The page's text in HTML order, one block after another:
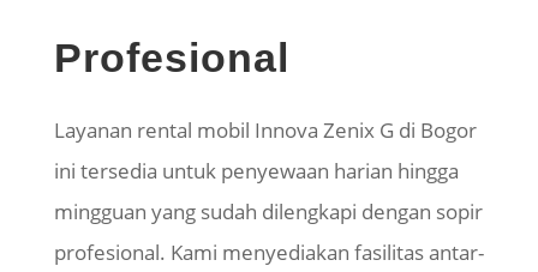
Profesional
Layanan rental mobil Innova ZenixG di Bogor
ini tersedia untuk penyewaan harian hingga
mingguan yang sudah dilengkapi dengan sopir
profesional. Kami menyediakan fasilitas antar-